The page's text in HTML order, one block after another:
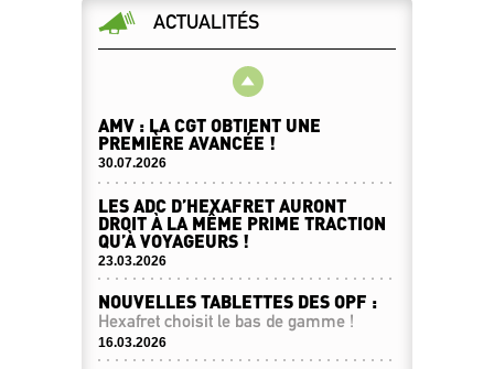
ACTUALITÉS
AMV : LA CGT OBTIENT UNE
PREMIÈRE AVANCÉE !
30.07.2026
LES ADC D’HEXAFRET AURONT
DROIT À LA MÊME PRIME TRACTION
QU’À VOYAGEURS !
23.03.2026
NOUVELLES TABLETTES DES OPF :
Hexafret choisit le bas de gamme !
16.03.2026